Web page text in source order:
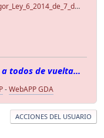
todos de vuelta...
-WebAPP GDA
ACCIONES DEL USUARIO